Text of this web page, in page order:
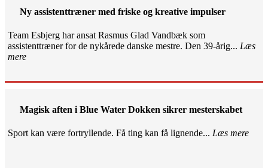
Ny assistenttræner med friske og kreative impulser
Team Esbjerg har ansat Rasmus Glad Vandbæk som
assistenttræner for de nykårede danske mestre. Den 39-årig... Læs
mere
Magisk aften i Blue Water Dokken sikrer mesterskabet
Sport kan være fortryllende. Få ting kan få lignende... Læs mere